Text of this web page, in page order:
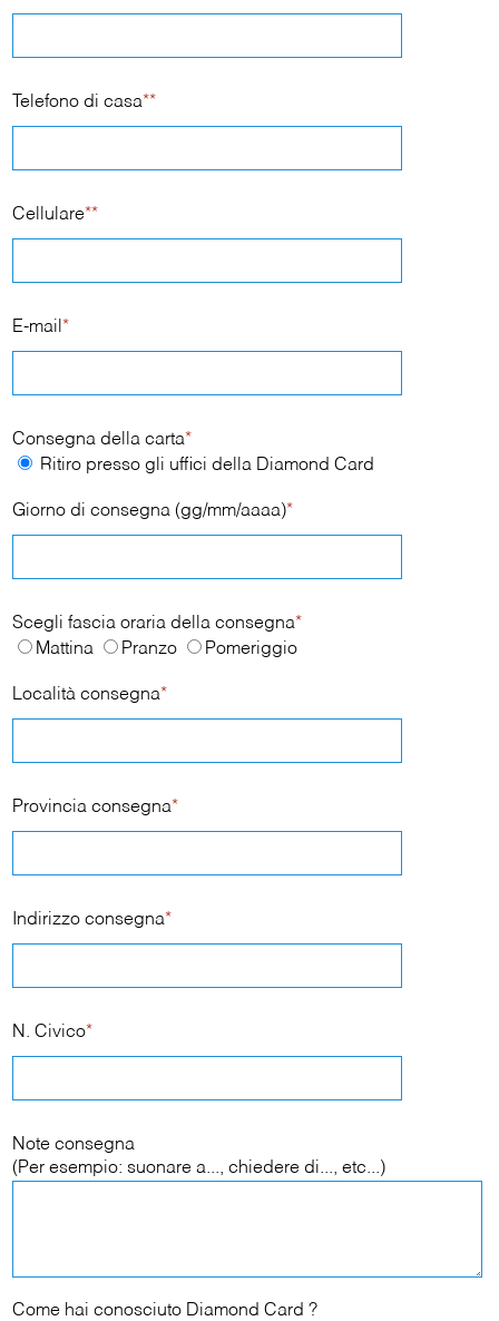
Telefono di casa**
Cellulare**
E-mail *
Consegna della carta*
Ritiro presso gli uffici della Diamond Card
Giorno di consegna (gg/mm/aaaa)*
Scegli fascia oraria della consegna*
Mattina
Pranzo Pomeriggio
Località consegna*
Provincia consegna*
Indirizzo consegna*
N. Civico*
Note consegna
(Per esempio: suonare a..., chiedere di..., etc...)
Come hai conosciuto Diamond Card ?